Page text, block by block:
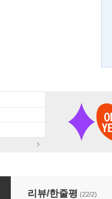
리뷰/한줄평 (22/2)